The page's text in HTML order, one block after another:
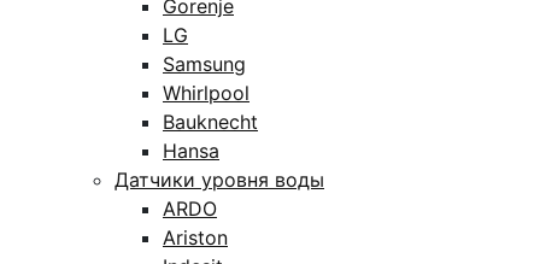
Gorenje
LG
Samsung
Whirlpool
Bauknecht
Hansa
Датчики уровня воды
ARDO
Ariston